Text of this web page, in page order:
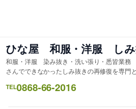
キ
ッ
プ
ひな屋 和服・洋服 しみ
和服・洋服 染み抜き・洗い張り・悉皆業
さんでできなかったしみ抜きの再修復を専門
TEL0868-66-2016